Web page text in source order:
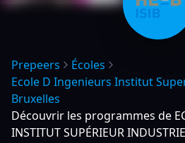
Prepeers
Écoles
Ecole D Ingenieurs Institut
Bruxelles
Découvrir les programmes de
INSTITUT SUPÉRIEUR